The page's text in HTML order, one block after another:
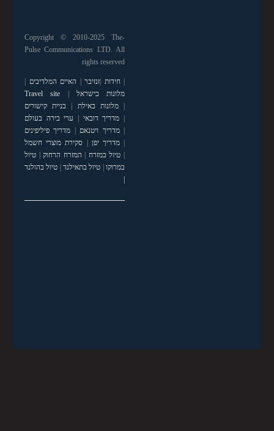
Copyright © 2010-2025 The-
Pulse Communications LTD. All
rights reserved
|חידות |זנזיבר | האיים המלדיבים |
מלונות בישראל |
Travel site
|מלונות באילת | בניית קישורים
| מדריך דובאי | ערי בירה בעולם
|מדריך ויטנאם | מדריך פיליפינים
|מדריך יפן | סקירת מוצרי חשמל
| טיול במזרח | המזרח הרחוק| טיול
במרוקו| טיול בתאילנד| טיול בהולנד
|